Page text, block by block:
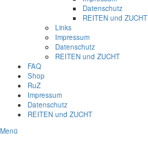
Datenschutz
REITEN und ZUCHT
Links
Impressum
Datenschutz
REITEN und ZUCHT
FAQ
Shop
RuZ
Impressum
Datenschutz
REITEN und ZUCHT
Menü